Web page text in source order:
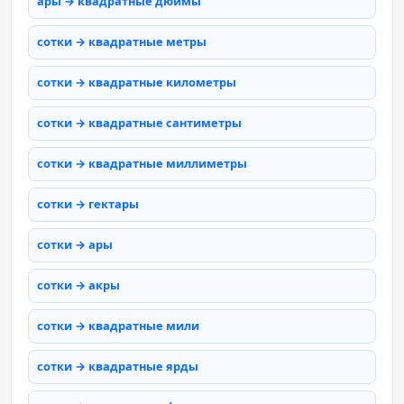
сотки → квадратные метры
сотки → квадратные километры
сотки → квадратные сантиметры
сотки → квадратные миллиметры
сотки → гектары
сотки → ары
сотки → акры
сотки → квадратные мили
сотки → квадратные ярды